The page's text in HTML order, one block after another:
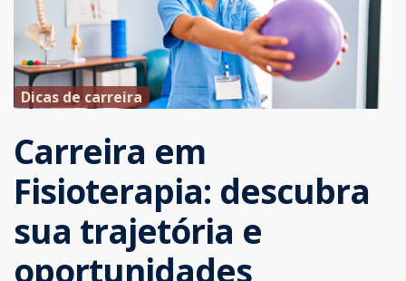
Dicas de carreira
Carreira em
Fisioterapia: descubra
sua trajetória e
oportunidades